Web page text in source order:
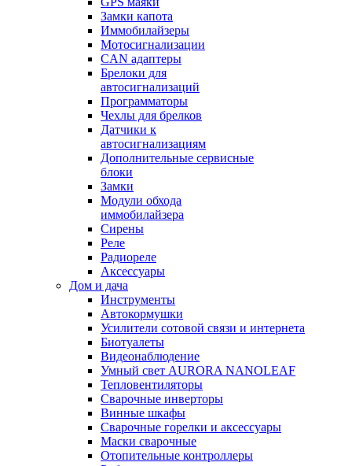
Замки капота
Иммобилайзеры
Мотосигнализации
CAN адаптеры
Брелоки для
автосигнализаций
Программаторы
Чехлы для брелков
Датчики к
автосигнализациям
Дополнительные сервисные
блоки
Замки
Модули обхода
иммобилайзера
Сирены
Реле
Радиореле
Аксессуары
Дом и дача
Инструменты
Автокормушки
Усилители сотовой связи и интернета
Биотуалеты
Видеонаблюдение
Умный свет AURORA NANOLEAF
Тепловентиляторы
Сварочные инверторы
Винные шкафы
Сварочные горелки и аксессуары
Маски сварочные
Отопительные контроллеры